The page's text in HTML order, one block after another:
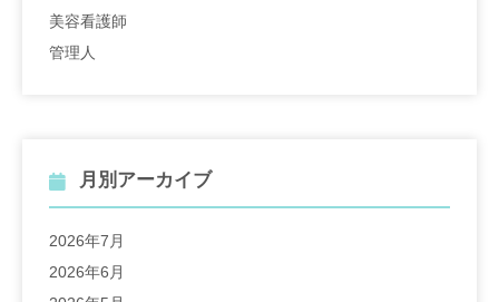
美容看護師
管理人
月別アーカイブ
2026年7月
2026年6月